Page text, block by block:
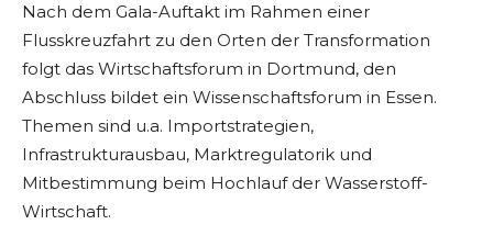
Nach dem Gala-Auftakt im Rahmen einer
Flusskreuzfahrt zu den Orten der Transformation
folgt das Wirtschaftsforum in Dortmund, den
Abschluss bildet ein Wissenschaftsforum in Essen.
Themen sind u.a. Importstrategien,
Infrastrukturausbau, Marktregulatorik und
Mitbestimmung beim Hochlauf der Wasserstoff-
Wirtschaft.